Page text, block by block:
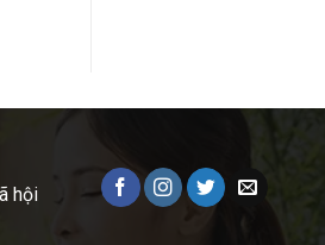
hội